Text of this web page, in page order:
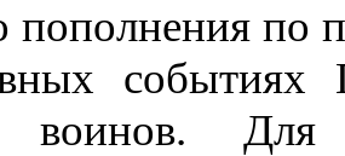
пополнения по
событиях
воинов.